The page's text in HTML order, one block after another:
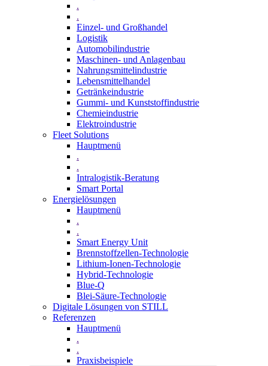
.
.
Einzel- und Großhandel
Logistik
Automobilindustrie
Maschinen- und Anlagenbau
Nahrungsmittelindustrie
Lebensmittelhandel
Getränkeindustrie
Gummi­- und Kunststoffindustrie
Chemieindustrie
Elektroindustrie
Fleet Solutions
Hauptmenü
.
.
Intralogistik-Beratung
Smart Portal
Energielösungen
Hauptmenü
.
.
Smart Energy Unit
Brennstoffzellen-Technologie
Lithium-Ionen-Technologie
Hybrid-Technologie
Blue-Q
Blei-Säure-Technologie
Digitale Lösungen von STILL
Referenzen
Hauptmenü
.
.
Praxisbeispiele